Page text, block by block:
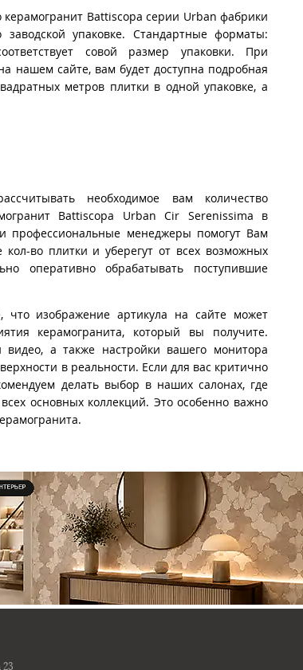
Battiscopa серии Urban фабрики
заводской упаковке. Стандартные форматы:
совой размер упаковки. При
нашем сайте, вам будет доступна подробная
метров плитки в одной упаковке, а
необходимое вам количество
Battiscopa Urban Cir Serenissima в
профессиональные менеджеры помогут Вам
кол-во плитки и уберегут от всех возможных
оперативно обрабатывать поступившие
что изображение артикула на сайте может
керамогранита, который вы получите.
а также настройки вашего монитора
в реальности. Если для вас критично
делать выбор в наших салонах, где
основных коллекций. Это особенно важно
23